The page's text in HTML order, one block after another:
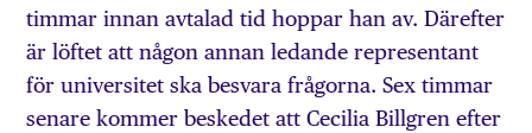
timmar innan avtalad tid hoppar han av. Därefter
är löftet att någon annan ledande representant
för universitet ska besvara frågorna. Sex timmar
senare kommer beskedet att Cecilia Billgren efter